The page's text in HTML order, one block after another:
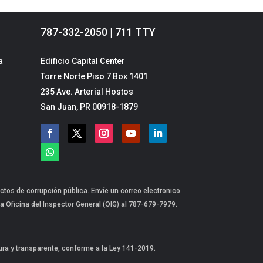
787-332-2050 | 711 TTY
Edificio Capital Center
Torre Norte Piso 7 Box 1401
235 Ave. Arterial Hostos
San Juan, PR 00918-1879
de corrupción pública. Envíe un correo electronico
del Inspector General (OIG) al 787-679-7979.
y transparente, conforme a la Ley 141-2019.